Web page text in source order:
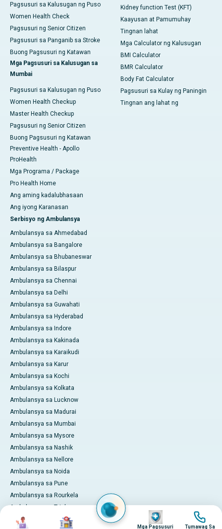
Pagsusuri sa Kalusugan ng Puso
Women Health Check
Pagsusuri ng Senior Citizen
Pagsusuri sa Panganib sa Stroke
Buong Pagsusuri ng Katawan
Mga Pagsusuri sa Kalusugan sa
Mumbai
Pagsusuri sa Kalusugan ng Puso
Women Health Checkup
Master Health Checkup
Pagsusuri ng Senior Citizen
Buong Pagsusuri ng Katawan
Preventive Health - Apollo
ProHealth
Mga Programa / Package
Pro Health Home
Ang aming kadalubhasaan
Ang iyong Karanasan
Serbisyo ng Ambulansya
Ambulansya sa Ahmedabad
Ambulansya sa Bangalore
Ambulansya sa Bhubaneswar
Ambulansya sa Bilaspur
Ambulansya sa Chennai
Ambulansya sa Delhi
Ambulansya sa Guwahati
Ambulansya sa Hyderabad
Ambulansya sa Indore
Ambulansya sa Kakinada
Ambulansya sa Karaikudi
Ambulansya sa Karur
Ambulansya sa Kochi
Ambulansya sa Kolkata
Ambulansya sa Lucknow
Ambulansya sa Madurai
Ambulansya sa Mumbai
Ambulansya sa Mysore
Ambulansya sa Nashik
Ambulansya sa Nellore
Ambulansya sa Noida
Ambulansya sa Pune
Ambulansya sa Rourkela
Ambulansya sa Trichy
Ambulansya sa Visakhapatnam
Kidney function Test (KFT)
Kaayusan at Pamumuhay
Tingnan lahat
Mga Calculator ng Kalusugan
BMI Calculator
BMR Calculator
Body Fat Calculator
Pagsusuri sa Kulay ng Paningin
Tingnan ang lahat ng
Imahen Imahen
Imahen
Mga Pagsusuri
Imahen
Tumawag Sa